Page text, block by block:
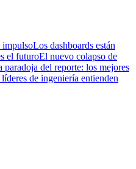
impulsoLos dashboards están
el futuroEl nuevo colapso de
paradoja del reporte: los mejores
de ingeniería entienden